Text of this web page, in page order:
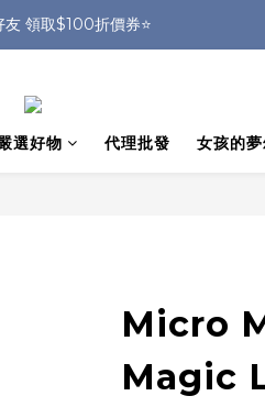
體門市~實背才知道🎒
友 領取$100折價券⭐️
選好物 代理批發 女孩的夢
Micro
Magic